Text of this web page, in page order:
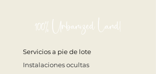
100% Urbanized Land!
Servicios a pie de lote
Instalaciones ocultas